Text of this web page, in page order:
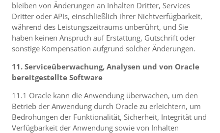
bleiben von Änderungen an Inhalten Dritter, Services
Dritter oder APIs, einschließlich ihrer Nichtverfügbarkeit,
während des Leistungszeitraums unberührt, und Sie
haben keinen Anspruch auf Erstattung, Gutschrift oder
sonstige Kompensation aufgrund solcher Änderungen.
11. Serviceüberwachung, Analysen und von Oracle
bereitgestellte Software
11.1 Oracle kann die Anwendung überwachen, um den
Betrieb der Anwendung durch Oracle zu erleichtern, um
Bedrohungen der Funktionalität, Sicherheit, Integrität und
Verfügbarkeit der Anwendung sowie von Inhalten